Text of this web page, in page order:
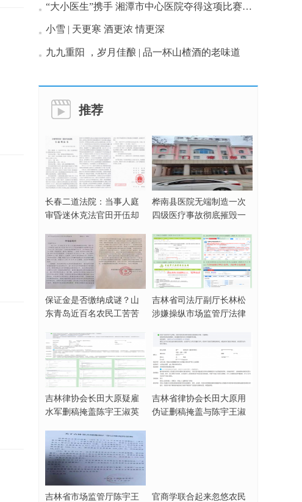
“大小医生”携手 湘潭市中心医院夺得这项比赛一等奖
小雪 | 天更寒 酒更浓 情更深
九九重阳 ，岁月佳酿 | 品一杯山楂酒的老味道
推荐
长春二道法院：当事人庭
审昏迷休克法官田开伍却
桦南县医院无端制造一次
四级医疗事故彻底摧毁一
保证金是否缴纳成谜？山
东青岛近百名农民工苦苦
吉林省司法厅副厅长林松
涉嫌操纵市场监管厅法律
吉林律协会长田大原疑雇
水军删稿掩盖陈宇王淑英
吉林省律协会长田大原用
伪证删稿掩盖与陈宇王淑
吉林省市场监管厅陈宇王
官商学联合起来忽悠农民